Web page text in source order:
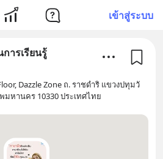
เข้าสู่ระบบ
ารเรียนรู้
Dazzle Zone ถ. ราชดำริ แขวงปทุมวั
มหานคร 10330 ประเทศไทย